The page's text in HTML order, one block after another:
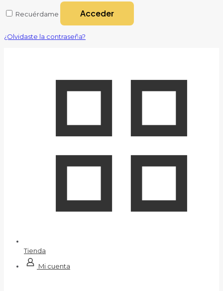
Recuérdame Acceder
¿Olvidaste la contraseña?
Tienda
Mi cuenta